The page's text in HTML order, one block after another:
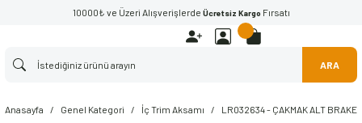
10000₺ ve Üzeri Alışverişlerde Ücretsiz Kargo Fırsatı
ARA
Anasayfa Genel Kategori İç Trim Aksamı LR032634 - ÇAKMAK ALT